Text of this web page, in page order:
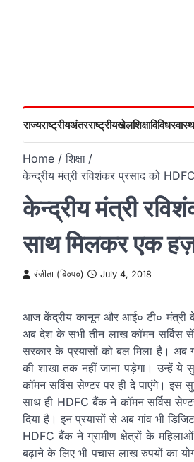
राज्यराष्ट्रीयअंतरराष्ट्रीयखेलशिक्षाविविध
Home
शिक्षा
केन्द्रीय मंत्री रविशंकर प्रसाद को
केन्द्रीय मंत्री
साथ मिलकर एक
रंजीता (बि०प०) July 4, 2018
आज केंद्रीय कानून और आई० टी० मंत्री
अब देश के सभी तीन लाख कॉमन सर्विस
सरकार के प्रयासों को बल मिला है। अब
की शाखा तक नहीं जाना पड़ेगा। उन्हें ये
कॉमन सर्विस सेण्टर पर ही दे पाएंगे। इस
साथ ही HDFC बैंक ने कॉमन सर्विस
दिया है। इन प्रयासों से अब गांव भी
HDFC बैंक ने ग्रामीण क्षेत्रों के
बढ़ाने के लिए भी पचास लाख रुपयों का